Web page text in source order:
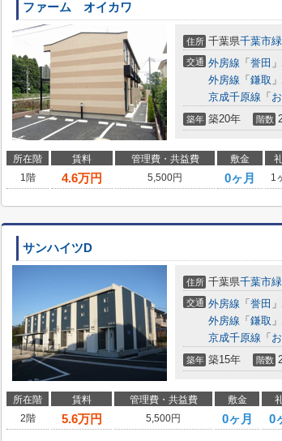
ファーム オイカワ
住所 千葉県千葉市
交通 外房線 「 誉田
外房線 「 鎌取
京成千原線 「
築年 築20年 階数
所在階 賃料 管理費・共益費 敷金
1階
4.6万円 5,500円 0ヶ月 1
サンハイツD
住所 千葉県千葉市
交通 外房線 「 誉田
外房線 「 鎌取
京成千原線 「
築年 築15年 階数
所在階 賃料 管理費・共益費 敷金
2階
5.6万円 5,500円 0ヶ月 0